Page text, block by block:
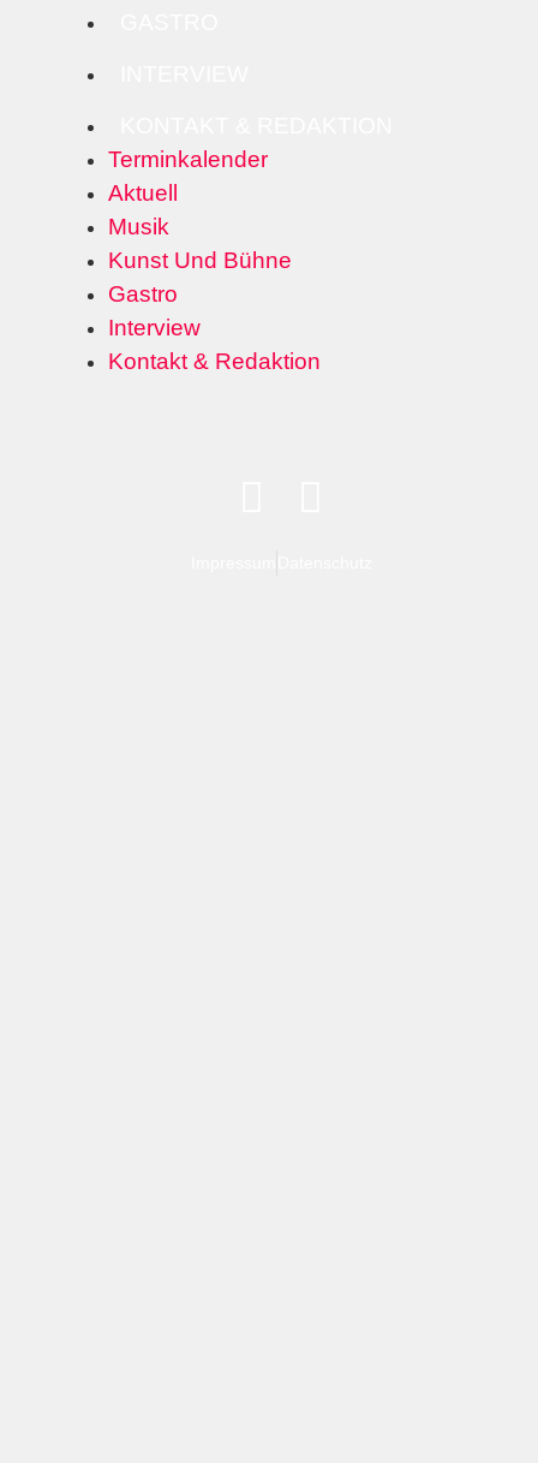
Terminkalender
Aktuell
Musik
Kunst Und Bühne
Gastro
Interview
Kontakt & Redaktion